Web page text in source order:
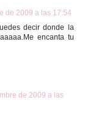
de 2009 a las 17:54
decir donde la
encanta tu
de 2009 a las